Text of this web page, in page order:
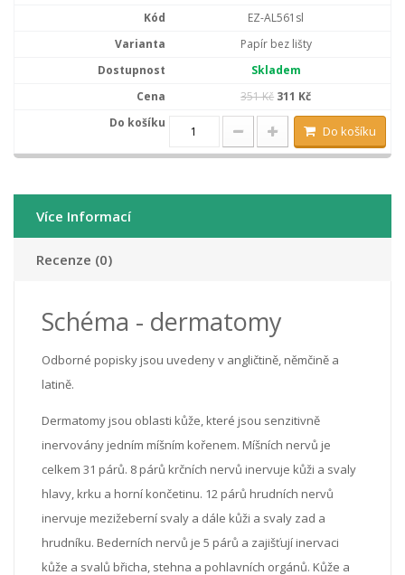
EZ-AL561sl
Papír bez lišty
Skladem
351 Kč 311 Kč
Do košíku
Více Informací
Recenze (0)
Schéma - dermatomy
Odborné popisky jsou uvedeny v angličtině, němčině a
latině.
Dermatomy jsou oblasti kůže, které jsou senzitivně
inervovány jedním míšním kořenem. Míšních nervů je
celkem 31 párů. 8 párů krčních nervů inervuje kůži a svaly
hlavy, krku a horní končetinu. 12 párů hrudních nervů
inervuje mezižeberní svaly a dále kůži a svaly zad a
hrudníku. Bederních nervů je 5 párů a zajišťují inervaci
kůže a svalů břicha, stehna a pohlavních orgánů. Kůže a